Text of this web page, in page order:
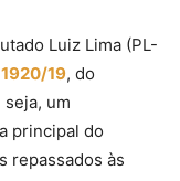
Luiz Lima (PL-
19, do
um
principal do
repassados às